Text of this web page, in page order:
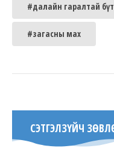
#далайн гаралтай
#загасны мах
СЭТГЭЛЗҮЙЧ